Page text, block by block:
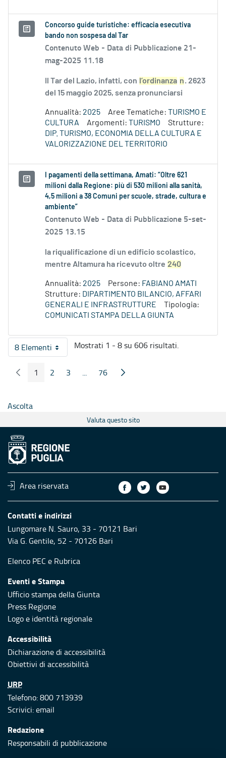
Concorso guide turistiche: efficacia esecutiva
bando non sospesa dal Tar
Contenuto Web - Data di Pubblicazione 21-
mag-2025 11.18
Il Tar del Lazio, infatti, con l’ordinanza n. 2623
del 15 maggio 2025, senza pronunciarsi
Annualità: 2025 Aree Tematiche: TURISMO E
CULTURA
Argomenti: TURISMO
Strutture:
DIP. TURISMO, ECONOMIA DELLA CULTURA E
VALORIZZAZIONE DEL TERRITORIO
I pagamenti della settimana, Amati: “Oltre 621
milioni dalla Regione: più di 530 milioni alla sanità,
4,5 milioni a 38 Comuni per scuole, strade, cultura e
ambiente”
Contenuto Web - Data di Pubblicazione 5-set-
2025 13.15
la riqualificazione di un edificio scolastico,
mentre Altamura ha ricevuto oltre 240
Annualità: 2025 Persone: FABIANO AMATI
Strutture: DIPARTIMENTO BILANCIO, AFFARI
GENERALI E INFRASTRUTTURE
Tipologia:
COMUNICATI STAMPA DELLA GIUNTA
8 ElementiPer pagina
Mostrati 1 - 8 su 606 risultati.
Pagina Precedente
Pagina
1 Pagina
2 Pagina
3 ...
Pagine intermedie
Pagina
76 Pagina Seguente
Ascolta
Valuta questo sito
Area riservata
Contatti e indirizzi
Lungomare N. Sauro, 33 - 70121 Bari
Via G. Gentile, 52 - 70126 Bari
Elenco PEC e Rubrica
Eventi e Stampa
Ufficio stampa della Giunta
Press Regione
Logo e identità regionale
Accessibilità
Dichiarazione di accessibilità
Obiettivi di accessibilità
URP
Telefono: 800 713939
Scrivici:email
Redazione
Responsabili di pubblicazione